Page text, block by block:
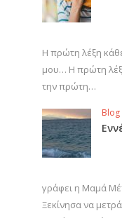
Η πρώτη λέξη
μου… Η πρώτη
την πρώτη…
Blog
γράφει η Μαμά
Ξεκίνησα να